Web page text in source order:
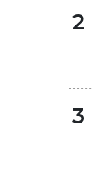
2
3